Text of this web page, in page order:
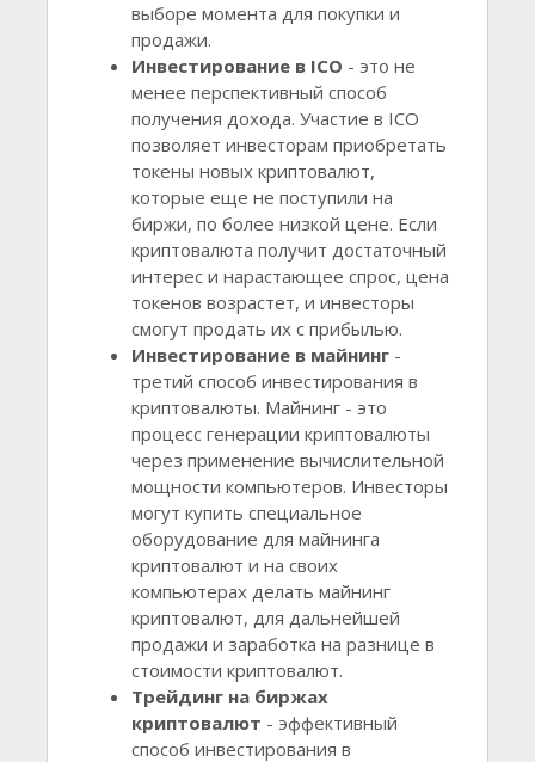
выборе момента для покупки и
продажи.
Инвестирование в ICO - это не
менее перспективный способ
получения дохода. Участие в ICO
позволяет инвесторам приобретать
токены новых криптовалют,
которые еще не поступили на
биржи, по более низкой цене. Если
криптовалюта получит достаточный
интерес и нарастающее спрос, цена
токенов возрастет, и инвесторы
смогут продать их с прибылью.
Инвестирование в майнинг -
третий способ инвестирования в
криптовалюты. Майнинг - это
процесс генерации криптовалюты
через применение вычислительной
мощности компьютеров. Инвесторы
могут купить специальное
оборудование для майнинга
криптовалют и на своих
компьютерах делать майнинг
криптовалют, для дальнейшей
продажи и заработка на разнице в
стоимости криптовалют.
Трейдинг на биржах
криптовалют - эффективный
способ инвестирования в